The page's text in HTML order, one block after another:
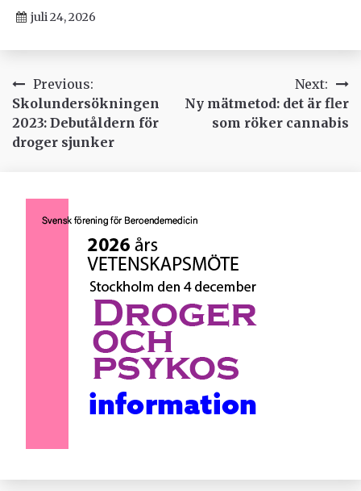
juli 24, 2026
Inläggsnavigering
Previous:
Skolundersökningen
2023: Debutåldern för
droger sjunker
Next:
Ny mätmetod: det är fler
som röker cannabis